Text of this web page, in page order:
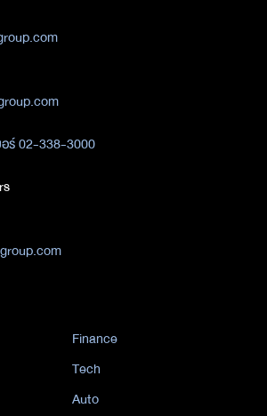
ร์ 02-338-3000
Finance
Tech
Auto